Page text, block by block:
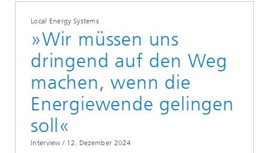
Local Energy Systems
»Wir müssen uns
dringend auf den Weg
machen, wenn die
Energiewende gelingen
soll«
Interview / 12. Dezember 2024